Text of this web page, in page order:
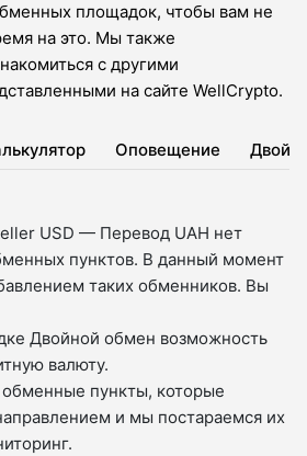
площадок, чтобы вам не
на это. Мы также
с другими
на сайте WellCrypto.
Оповещение
USD — Перевод UAH нет
пунктов. В данный момент
таких обменников. Вы
Двойной обмен возможность
валюту.
пункты, которые
и мы постараемся их